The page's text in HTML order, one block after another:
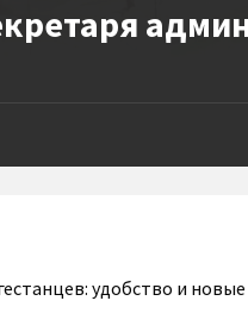
удобство и